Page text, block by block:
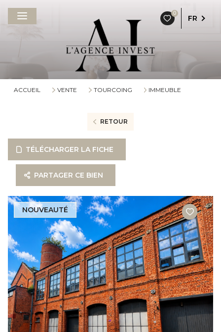
0
FR
ACCUEIL VENTE TOURCOING IMMEUBLE
RETOUR
TÉLÉCHARGER LA FICHE
PARTAGER CE BIEN
NOUVEAUTÉ